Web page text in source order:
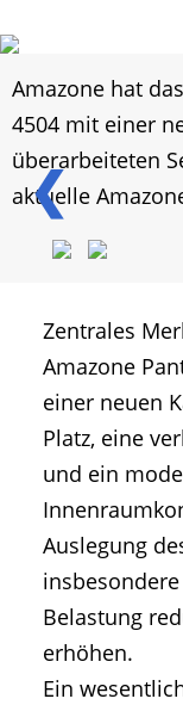
❮
Amazone hat
4504 mit einer
überarbeiteten
aktuelle
Zentrales
Amazone
einer neuen
Platz, eine
und ein
Auslegung
Belastung
erhöhen.
Ein